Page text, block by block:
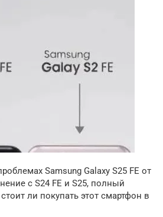
Samsung Galaxy S25 FE от
с S24 FE и S25, полный
ли покупать этот смартфон в